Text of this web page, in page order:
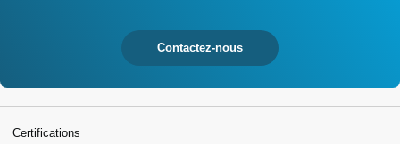
Contactez-nous
Certifications